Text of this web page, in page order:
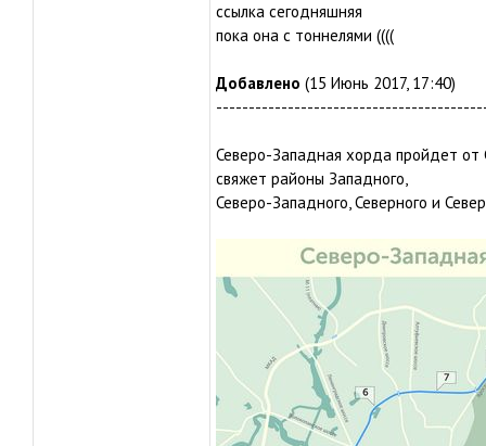
ссылка сегодняшняя
пока она с тоннелями ((((
Добавлено (15 Июнь 2017, 17:40)
Северо-Западная хорда пройдет от
свяжет районы Западного,
Северо-Западного, Северного и